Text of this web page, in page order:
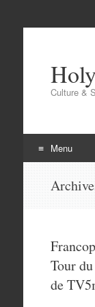
Culture &
Menu
Tour
de